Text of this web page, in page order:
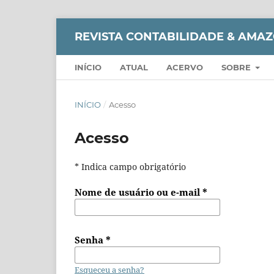
REVISTA CONTABILIDADE &
INÍCIO ATUAL ACERVO SOBRE
INÍCIO / Acesso
Acesso
* Indica campo obrigatório
Nome de usuário ou e-mail*
Senha*
Esqueceu a senha?